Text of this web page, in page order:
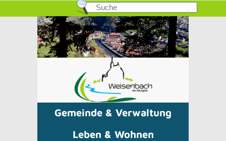
Gemeinde & Verwaltung
Leben & Wohnen